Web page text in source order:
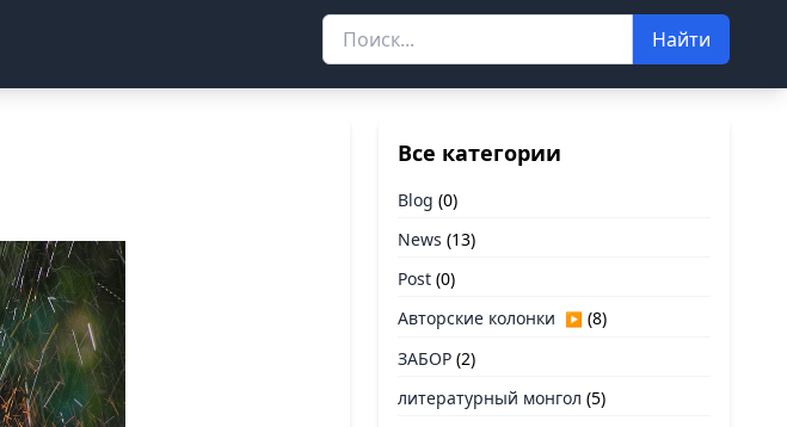
Найти
Все категории
Blog (0)
News (13)
Post (0)
Авторские колонки ▶ (8)
ЗАБОР (2)
литературный монгол (5)